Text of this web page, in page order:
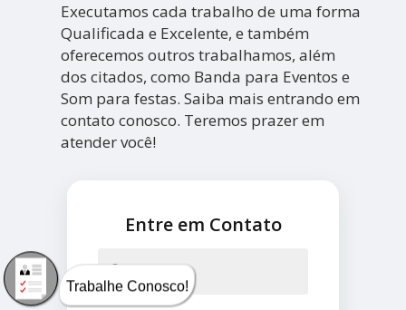
Executamos cada trabalho de uma forma
Qualificada e Excelente, e também
oferecemos outros trabalhamos, além
dos citados, como Banda para Eventos e
Som para festas. Saiba mais entrando em
contato conosco. Teremos prazer em
atender você!
Entre em Contato
Trabalhe Conosco!